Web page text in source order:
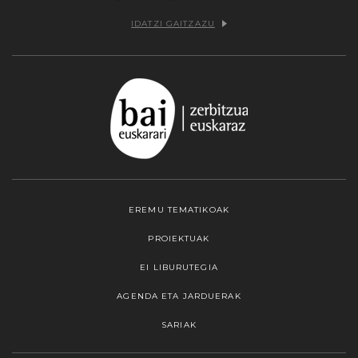
IDATZI GAITZAZU
EREMU TEMATIKOAK
PROIEKTUAK
EI LIBURUTEGIA
AGENDA ETA JARDUERAK
SARIAK